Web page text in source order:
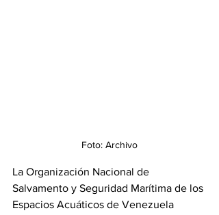
Foto: Archivo
La Organización Nacional de
Salvamento y Seguridad Marítima de los
Espacios Acuáticos de Venezuela